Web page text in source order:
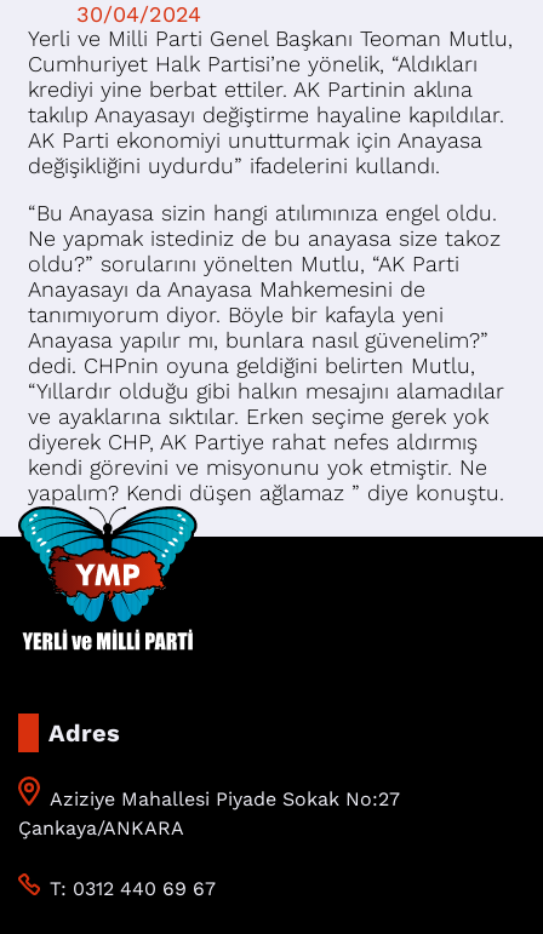
30/04/2024
Yerli ve Milli Parti Genel Başkanı Teoman Mutlu,
Cumhuriyet Halk Partisi’ne yönelik, “Aldıkları
krediyi yine berbat ettiler. AK Partinin aklına
takılıp Anayasayı değiştirme hayaline kapıldılar.
AK Parti ekonomiyi unutturmak için Anayasa
değişikliğini uydurdu” ifadelerini kullandı.
“Bu Anayasa sizin hangi atılımınıza engel oldu.
Ne yapmak istediniz de bu anayasa size takoz
oldu?” sorularını yönelten Mutlu, “AK Parti
Anayasayı da Anayasa Mahkemesini de
tanımıyorum diyor. Böyle bir kafayla yeni
Anayasa yapılır mı, bunlara nasıl güvenelim?”
dedi. CHPnin oyuna geldiğini belirten Mutlu,
“Yıllardır olduğu gibi halkın mesajını alamadılar
ve ayaklarına sıktılar. Erken seçime gerek yok
diyerek CHP, AK Partiye rahat nefes aldırmış
kendi görevini ve misyonunu yok etmiştir. Ne
yapalım? Kendi düşen ağlamaz ” diye konuştu.
Adres
Aziziye Mahallesi Piyade Sokak No:27
Çankaya/ANKARA
T: 0312 440 69 67